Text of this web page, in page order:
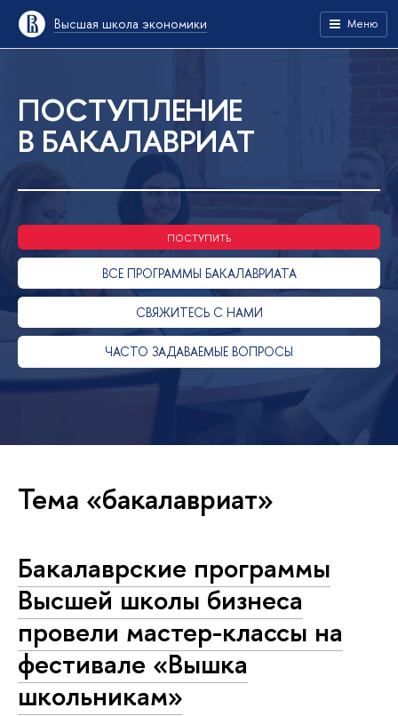
Высшая школа экономики Меню
ПОСТУПЛЕНИЕ
В БАКАЛАВРИАТ
ПОСТУПИТЬ
ВСЕ ПРОГРАММЫ БАКАЛАВРИАТА
СВЯЖИТЕСЬ С НАМИ
ЧАСТО ЗАДАВАЕМЫЕ ВОПРОСЫ
Тема «бакалавриат»
Бакалаврские программы
Высшей школы бизнеса
провели мастер-классы на
фестивале «Вышка
школьникам»